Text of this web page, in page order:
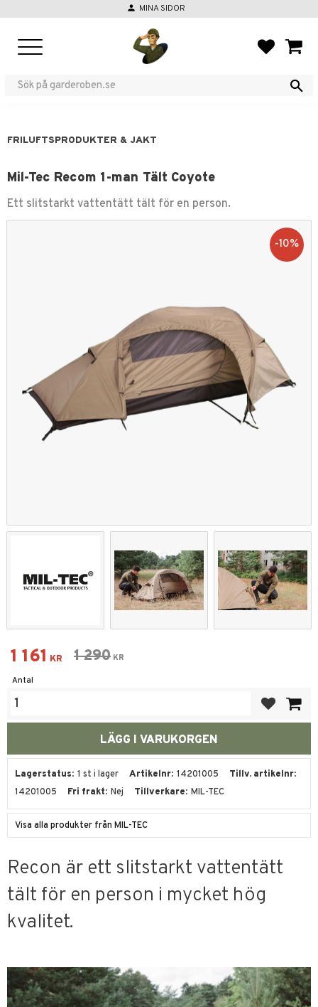
person MINA SIDOR
FRILUFTSPRODUKTER & JAKT
Mil-Tec Recom 1-man Tält Coyote
Ett slitstarkt vattentätt tält för en person.
10%
Nedsatt pris:
1 161 KR Ordinarie pris:
1 290 KR
Antal
Lagerstatus 1 st i lager Artikelnr 14201005
Tillv. artikelnr
14201005
Fri frakt Nej Tillverkare MIL-TEC
Visa alla produkter från MIL-TEC
Recon är ett slitstarkt vattentätt
tält för en person i mycket hög
kvalitet.